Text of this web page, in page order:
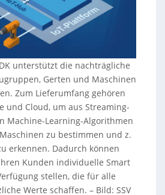
unterstützt die nachträgliche
Gerten und Maschinen
Zum Lieferumfang gehören
und Cloud, um aus Streaming-
Machine-Learning-Algorithmen
zu bestimmen und z.
erkennen. Dadurch können
Kunden individuelle Smart
stellen, die für alle
Werte schaffen. – Bild: SSV